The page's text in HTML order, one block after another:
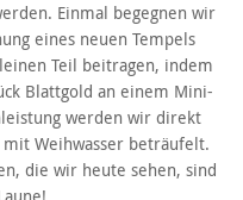
Einmal begegnen wir
eines neuen Tempels
Teil beitragen, indem
Blattgold an einem Mini-
werden wir direkt
Weihwasser beträufelt.
die wir heute sehen, sind